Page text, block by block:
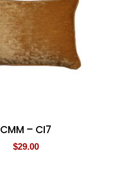
CMM – CI7
$29.00